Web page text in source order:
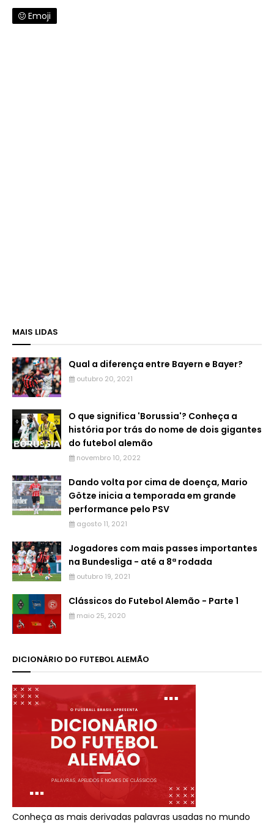
Emoji
MAIS LIDAS
Qual a diferença entre Bayern e Bayer?
outubro 20, 2021
O que significa 'Borussia'? Conheça a
história por trás do nome de dois gigantes
do futebol alemão
novembro 10, 2022
Dando volta por cima de doença, Mario
Götze inicia a temporada em grande
performance pelo PSV
agosto 11, 2021
Jogadores com mais passes importantes
na Bundesliga - até a 8ª rodada
outubro 19, 2021
Clássicos do Futebol Alemão - Parte 1
maio 25, 2020
DICIONÁRIO DO FUTEBOL ALEMÃO
Conheça as mais derivadas palavras usadas no mundo